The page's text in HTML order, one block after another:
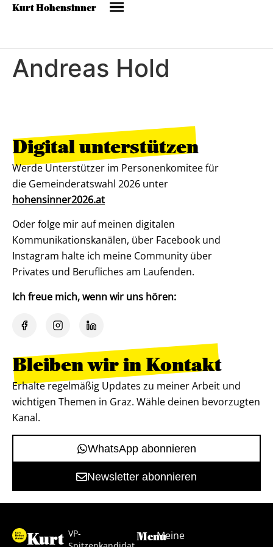
Kurt Hohensinner
Andreas Hold
Digital unterstützen
Werde Unterstützer im Personenkomitee für
die Gemeinderatswahl 2026 unter
hohensinner2026.at
Oder folge mir auf meinen digitalen
Kommunikationskanälen, über Facebook und
Instagram halte ich meine Community über
Privates und Berufliches am Laufenden.
Ich freue mich, wenn wir uns hören:
Bleiben wir in Kontakt
Erhalte regelmäßig Updates zu meiner Arbeit und
wichtigen Themen in Graz. Wähle deinen bevorzugten
Kanal.
WhatsApp abonnieren
Newsletter abonnieren
Kurt VP-
MenuMeine